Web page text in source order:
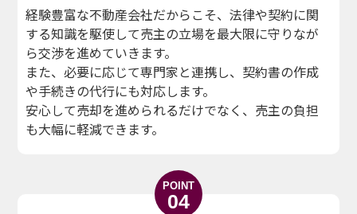
経験豊富な不動産会社だからこそ、法律や契約に関
する知識を駆使して売主の立場を最大限に守りなが
ら交渉を進めていきます。
また、必要に応じて専門家と連携し、契約書の作成
や手続きの代行にも対応します。
安心して売却を進められるだけでなく、売主の負担
も大幅に軽減できます。
POINT
04